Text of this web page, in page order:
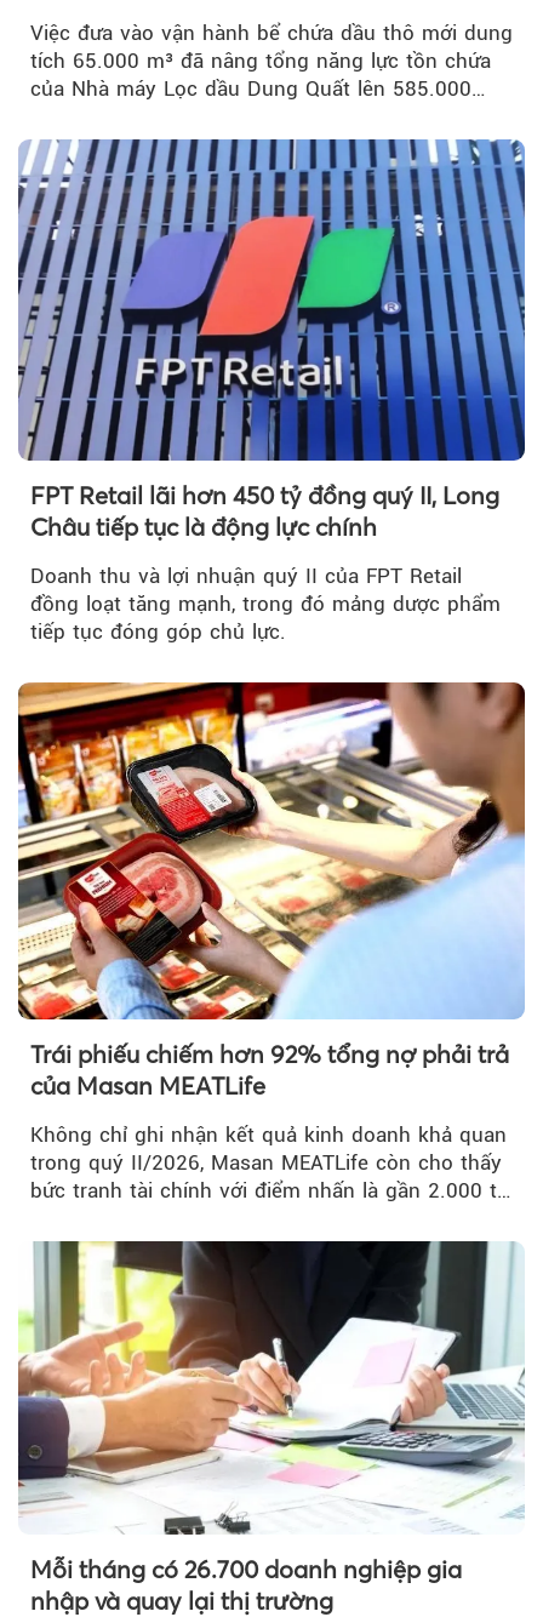
Việc đưa vào vận hành bể chứa dầu thô mới dung
tích 65.000 m³ đã nâng tổng năng lực tồn chứa
của Nhà máy Lọc dầu Dung Quất lên 585.000
FPT Retail lãi hơn 450 tỷ đồng quý II, Long
Châu tiếp tục là động lực chính
Doanh thu và lợi nhuận quý II của FPT Retail
đồng loạt tăng mạnh, trong đó mảng dược phẩm
tiếp tục đóng góp chủ lực.
Trái phiếu chiếm hơn 92% tổng nợ phải trả
của Masan MEATLife
Không chỉ ghi nhận kết quả kinh doanh khả quan
trong quý II/2026, Masan MEATLife còn cho thấy
bức tranh tài chính với điểm nhấn là gần 2.000 tỷ
Mỗi tháng có 26.700 doanh nghiệp gia
nhập và quay lại thị trường